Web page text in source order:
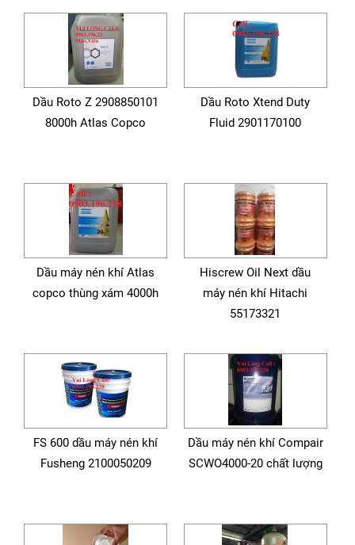
Dầu Roto Z 2908850101
8000h Atlas Copco
Dầu Roto Xtend Duty
Fluid 2901170100
Dầu máy nén khí Atlas
copco thùng xám 4000h
Hiscrew Oil Next dầu
máy nén khí Hitachi
55173321
FS 600 dầu máy nén khí
Fusheng 2100050209
Dầu máy nén khí Compair
SCWO4000-20 chất lượng